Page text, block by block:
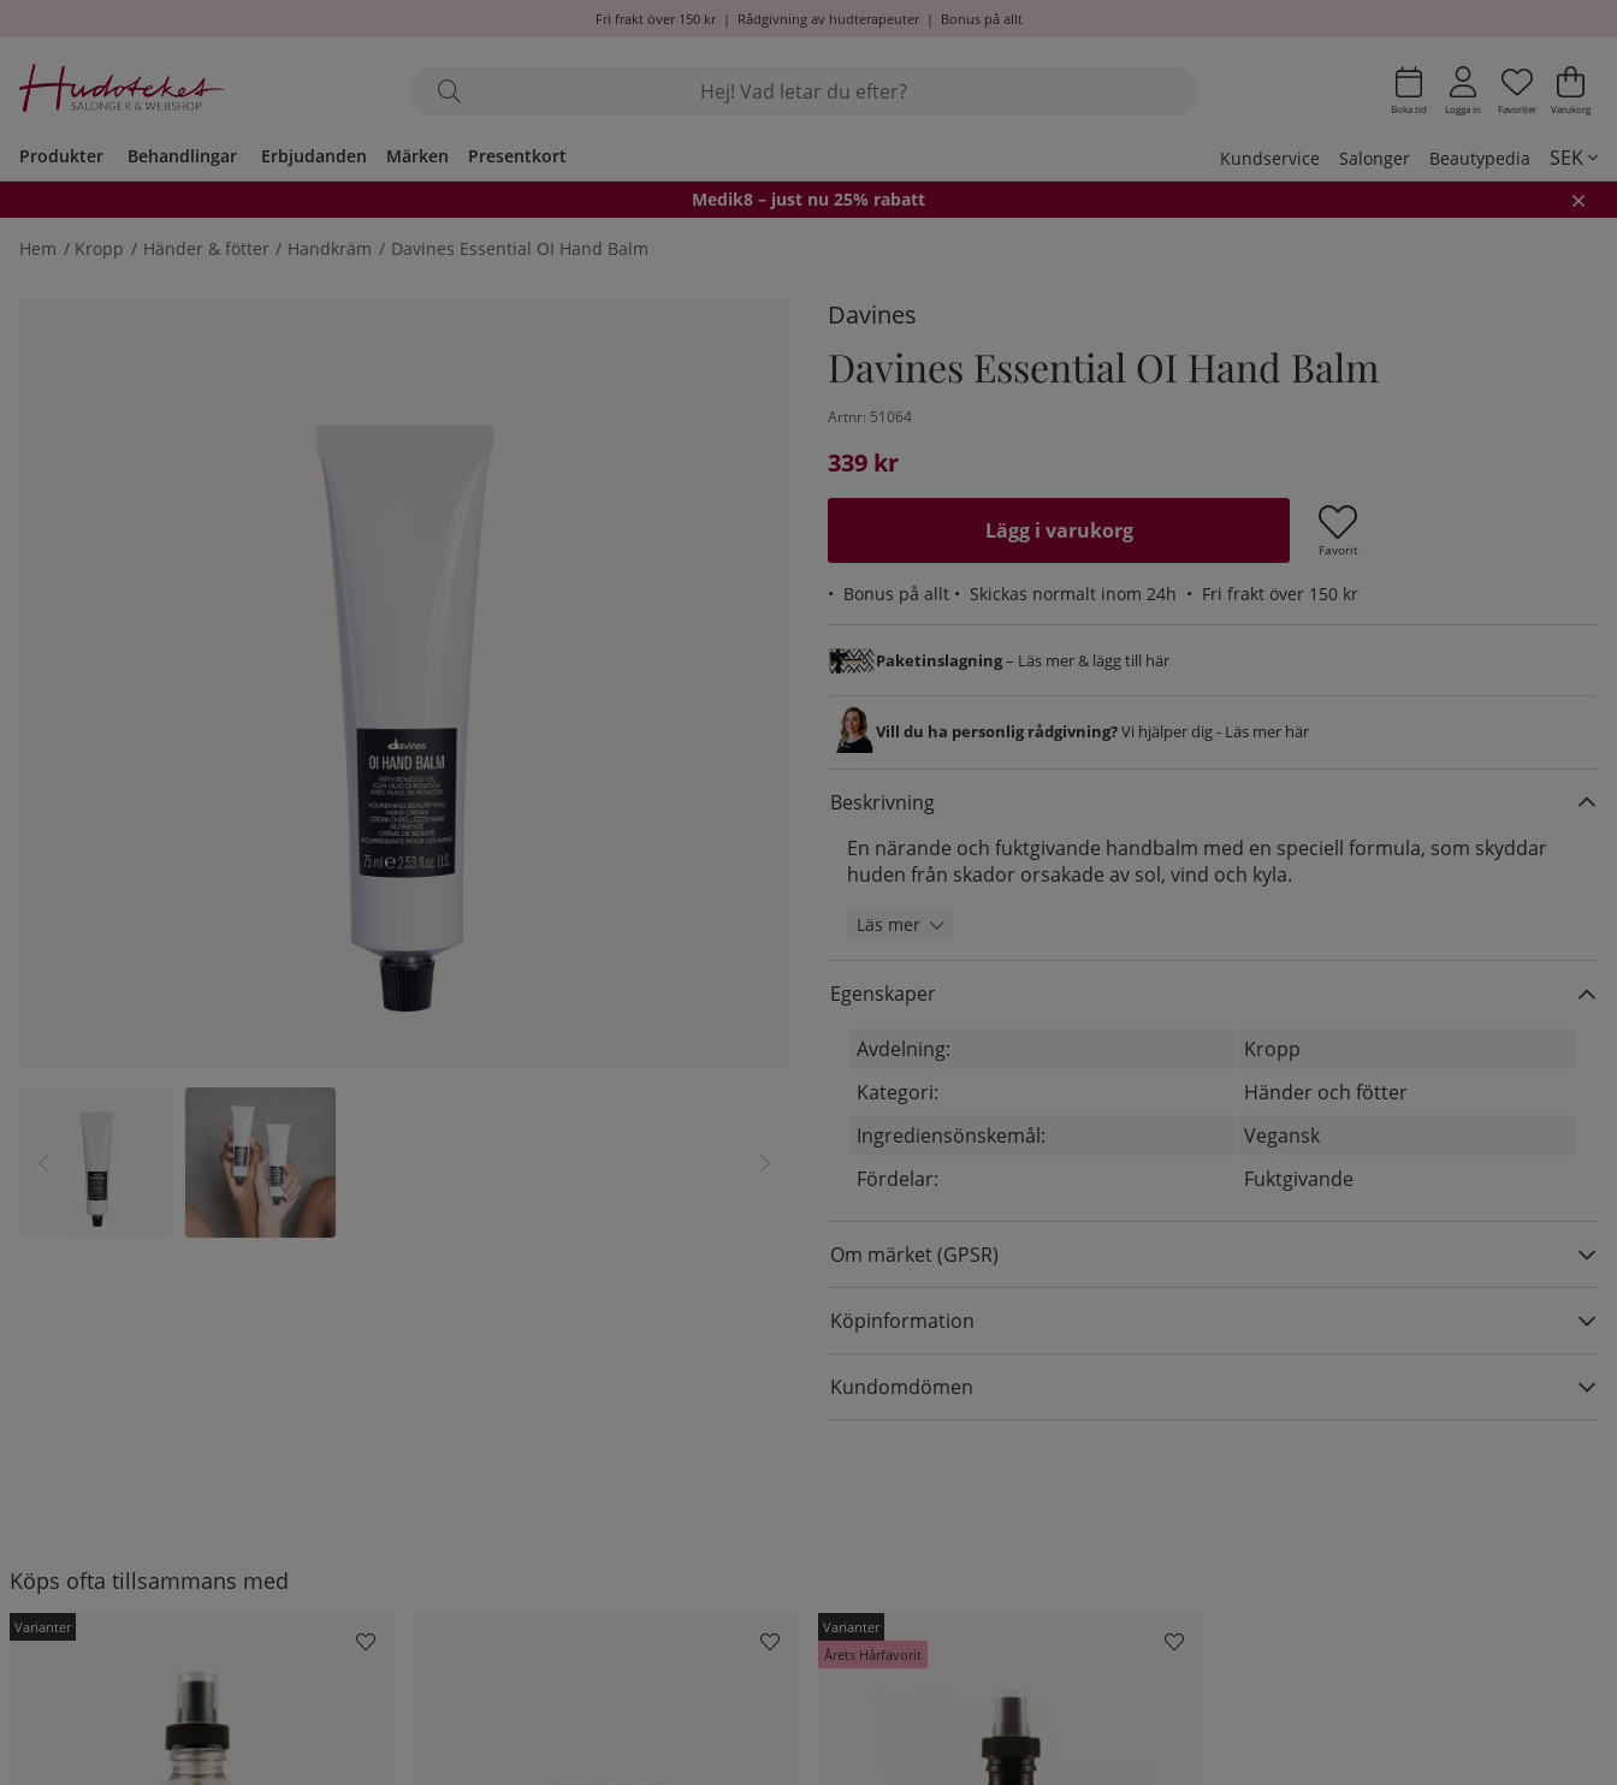
Fri frakt över 150 kr| Rådgivning av hudterapeuter| Bonus på allt
Boka tid Logga in Antal i
.
Favoriter .
Varukorg
Produkter Behandlingar Erbjudanden Märken Presentkort Kundservice Salonger Beautypedia SEK
Medik8 – just nu 25% rabatt
Hem Kropp Händer & fötter Handkräm Davines Essential OI Hand Balm
Davines
Davines Essential OI Hand Balm
Artnr: 51064
339 kr
Lägg i varukorg
Favorit
• Bonus på allt • Skickas normalt inom 24h • Fri frakt över 150 kr
Paketinslagning– Läs mer & lägg till här
Vill du ha personlig rådgivning?Vi hjälper dig - Läs mer här
Beskrivning
En närande och fuktgivande handbalm med en speciell formula, som skyddar
huden från skador orsakade av sol, vind och kyla.
Läs mer
Egenskaper
Avdelning:
Kropp
Kategori:
Händer och fötter
Ingrediensönskemål:
Vegansk
Fördelar:
Fuktgivande
Om märket (GPSR)
Köpinformation
Kundomdömen
Köps ofta tillsammans med
Årets Hårfavorit